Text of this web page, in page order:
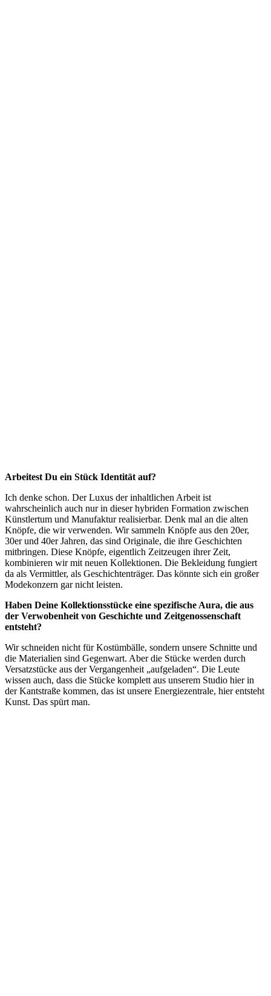
Arbeitest Du ein Stück Identität auf?
Ich denke schon. Der Luxus der inhaltlichen Arbeit ist
wahrscheinlich auch nur in dieser hybriden Formation zwischen
Künstlertum und Manufaktur realisierbar. Denk mal an die alten
Knöpfe, die wir verwenden. Wir sammeln Knöpfe aus den 20er,
30er und 40er Jahren, das sind Originale, die ihre Geschichten
mitbringen. Diese Knöpfe, eigentlich Zeitzeugen ihrer Zeit,
kombinieren wir mit neuen Kollektionen. Die Bekleidung fungiert
da als Vermittler, als Geschichtenträger. Das könnte sich ein großer
Modekonzern gar nicht leisten.
Haben Deine Kollektionsstücke eine spezifische Aura, die aus
der Verwobenheit von Geschichte und Zeitgenossenschaft
entsteht?
Wir schneiden nicht für Kostümbälle, sondern unsere Schnitte und
die Materialien sind Gegenwart. Aber die Stücke werden durch
Versatzstücke aus der Vergangenheit „aufgeladen“. Die Leute
wissen auch, dass die Stücke komplett aus unserem Studio hier in
der Kantstraße kommen, das ist unsere Energiezentrale, hier entsteht
Kunst. Das spürt man.